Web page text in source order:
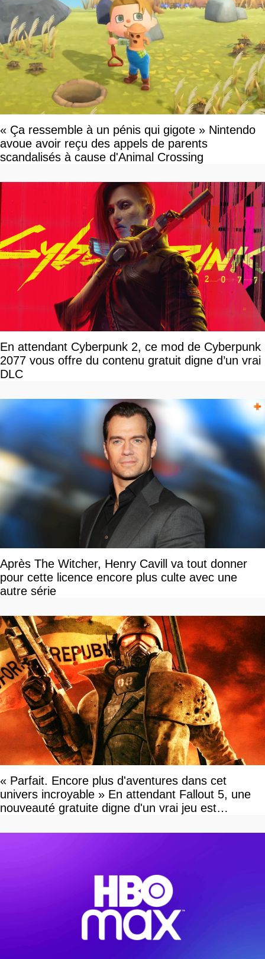
« Ça ressemble à un pénis qui gigote » Nintendo
avoue avoir reçu des appels de parents
scandalisés à cause d'Animal Crossing
En attendant Cyberpunk 2, ce mod de Cyberpunk
2077 vous offre du contenu gratuit digne d’un vrai
DLC
Après The Witcher, Henry Cavill va tout donner
pour cette licence encore plus culte avec une
autre série
« Parfait. Encore plus d'aventures dans cet
univers incroyable » En attendant Fallout 5, une
nouveauté gratuite digne d'un vrai jeu est